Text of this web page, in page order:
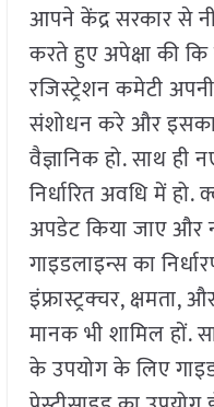
आपने केंद्र सरकार से
करते हुए अपेक्षा की कि
रजिस्ट्रेशन कमेटी
संशोधन करे और
वैज्ञानिक हो. साथ ही
निर्धारित अवधि में हो.
अपडेट किया जाए और
गाइडलाइन्स का
इंफ्रास्ट्रक्चर,
मानक भी शामिल हों.
के उपयोग के लिए